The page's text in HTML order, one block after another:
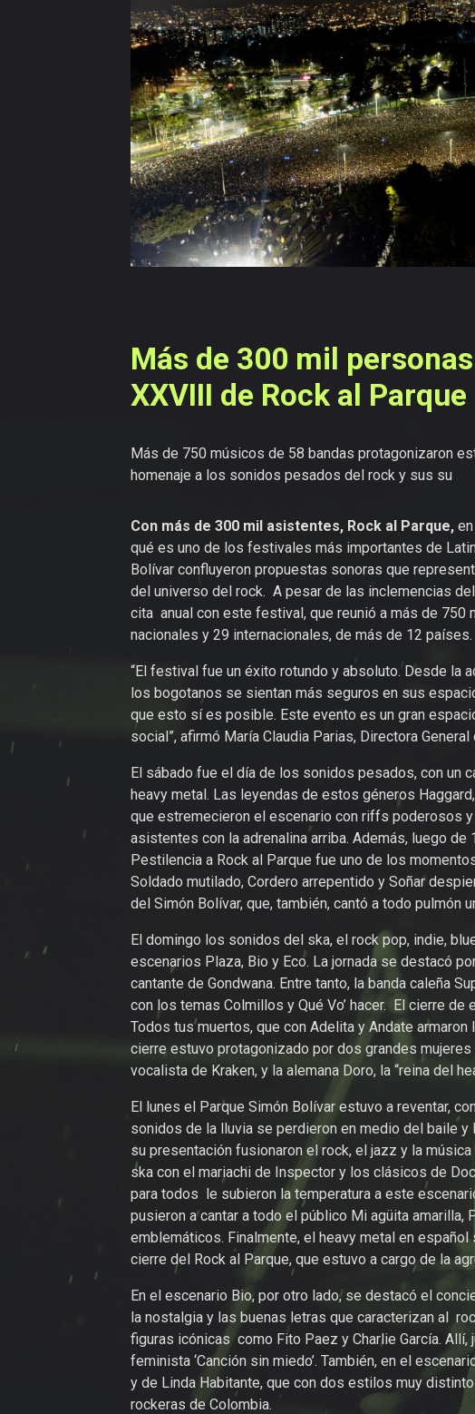
Más de 300 mil
XXVIII de Rock al Parque
Más de 750 músicos de 58 bandas protagonizaron
homenaje a los sonidos pesados del rock y sus su
Con más de 300 mil asistentes, Rock al Parque,
qué es uno de los festivales más importantes de
Bolívar confluyeron propuestas sonoras que
del universo del rock. A pesar de las inclemencias
cita anual con este festival, que reunió a más de 750
nacionales y 29 internacionales, de más de 12 países.
“El festival fue un éxito rotundo y absoluto. Desde
los bogotanos se sientan más seguros en sus
que esto sí es posible. Este evento es un gran
social”, afirmó María Claudia Parias, Directora
El sábado fue el día de los sonidos pesados, con un
heavy metal. Las leyendas de estos géneros
que estremecieron el escenario con riffs poderosos
asistentes con la adrenalina arriba. Además, luego
Pestilencia a Rock al Parque fue uno de los
Soldado mutilado, Cordero arrepentido y Soñar
del Simón Bolívar, que, también, cantó a todo pulmón
El domingo los sonidos del ska, el rock pop, indie,
escenarios Plaza, Bio y Eco. La jornada se destacó
cantante de Gondwana. Entre tanto, la banda caleña
con los temas Colmillos y Qué Vo’ hacer. El cierre
Todos tus muertos, que con Adelita y Andate
cierre estuvo protagonizado por dos grandes
vocalista de Kraken, y la alemana Doro, la “reina del
El lunes el Parque Simón Bolívar estuvo a reventar,
sonidos de la lluvia se perdieron en medio del baile y
su presentación fusionaron el rock, el jazz y la
ska con el mariachi de Inspector y los clásicos de
para todos le subieron la temperatura a este
pusieron a cantar a todo el público Mi agüita amarilla,
emblemáticos. Finalmente, el heavy metal en
cierre del Rock al Parque, que estuvo a cargo de la
En el escenario Bio, por otro lado, se destacó el
la nostalgia y las buenas letras que caracterizan al
figuras icónicas como Fito Paez y Charlie García. Allí,
feminista ‘Canción sin miedo’. También, en el
y de Linda Habitante, que con dos estilos muy
rockeras de Colombia.